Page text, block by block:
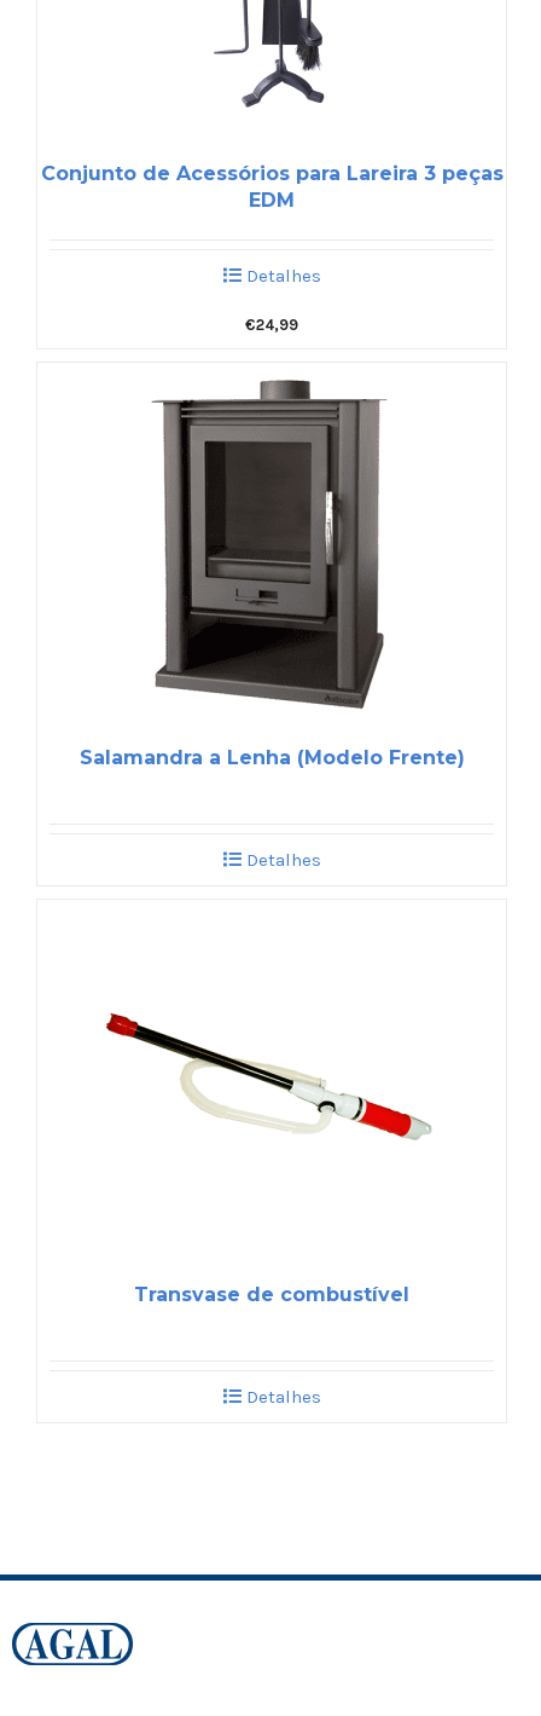
Conjunto de Acessórios para Lareira 3 peças
EDM
Detalhes
€24,99
Salamandra a Lenha (Modelo Frente)
Detalhes
Transvase de combustível
Detalhes